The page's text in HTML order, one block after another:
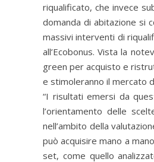
riqualificato, che invece
domanda di abitazione si
massivi interventi di
all’Ecobonus. Vista la
green per acquisto e
e stimoleranno il mercato
“I risultati emersi da
l’orientamento delle
nell’ambito della
può acquisire mano a
set, come quello